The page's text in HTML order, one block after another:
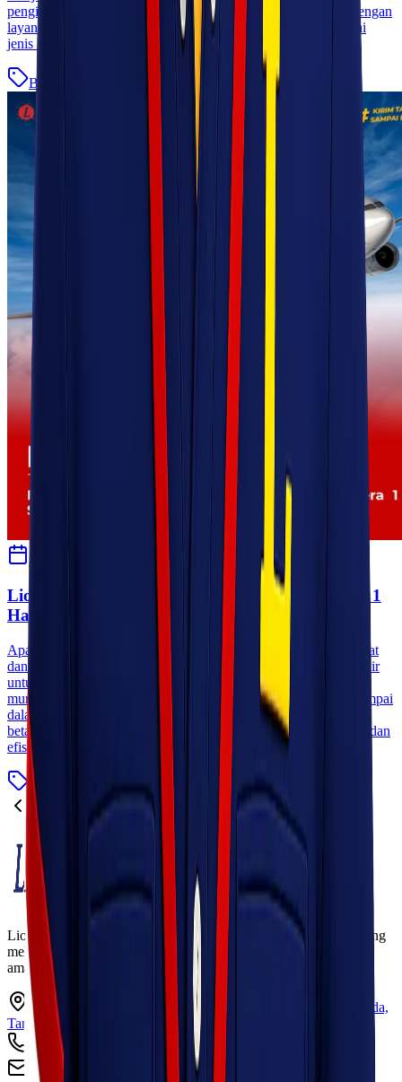
pengiriman cepat tanpa harus merogoh kocek dalam-dalam. Dengan
layanan cargo yang handal, Kawan Lio bisa mengirim berbagai
jenis barang dalam jumlah [&hellip;]
Blog Baca Selengkapnya
3 September 2024 Habibah Auni
Lionel Express: Cargo Murah Jakarta Sumatera 1
Hari Sampai Tanpa Tambahan Biaya!
Apakah Kawan Lio mencari solusi pengiriman barang yang cepat
dan terjangkau antara Jakarta dan Sumatera? Lionel Express hadir
untuk memenuhi kebutuhan Kawan Lio! Dengan layanan cargo
murah Jakarta Sumatera, pengiriman barang Kawan Lio bisa sampai
dalam waktu hanya satu hari tanpa biaya tambahan. Bayangkan
betapa nyamannya mengirim barang dengan jaminan kecepatan dan
efisiensi. Mari kita telusuri [&hellip;]
Blog
Baca Selengkapnya
2
Lionel Express adalah perusahaan jasa pengiriman terpercaya yang
melayani pengiriman barang ke seluruh Indonesia dengan cepat,
aman, dan harga kompetitif.
Ruko Garden Square Blok G No. 11-12 Jurumudi baru, Benda,
Tangerang, Banten 15124
+62 813 8838 8182
info@lionelexpress.com